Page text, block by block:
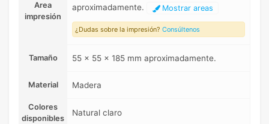
Area
impresión
aproximadamente.
Mostrar areas
¿Dudas sobre la impresión? Consúltenos
Tamaño 55 x 55 x 185 mm aproximadamente.
Material Madera
Colores
disponibles
Natural claro